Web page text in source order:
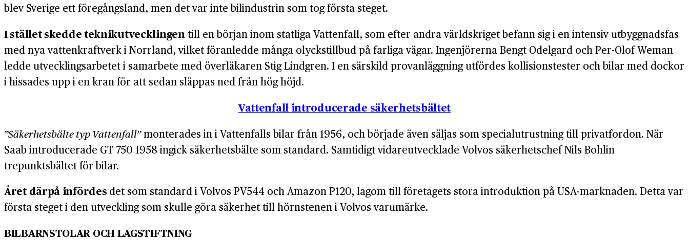
blev Sverige ett föregångsland, men det var inte bilindustrin som tog första steget.
I stället skedde teknikutvecklingentill en början inom statliga Vattenfall, som efter andra världskriget befann sig i en intensiv utbyggnadsfas
med nya vattenkraftverk i Norrland, vilket föranledde många olyckstillbud på farliga vägar. Ingenjörerna Bengt Odelgard och Per-Olof Weman
ledde utvecklingsarbetet i samarbete med överläkaren Stig Lindgren. I en särskild provanläggning utfördes kollisionstester och bilar med dockor
i hissades upp i en kran för att sedan släppas ned från hög höjd.
Vattenfall introducerade säkerhetsbältet
”Säkerhetsbälte typ Vattenfall”monterades in i Vattenfalls bilar från 1956, och började även säljas som specialutrustning till privatfordon. När
Saab introducerade GT 750 1958 ingick säkerhetsbälte som standard. Samtidigt vidareutvecklade Volvos säkerhetschef Nils Bohlin
trepunktsbältet för bilar.
Året därpå infördes det som standard i Volvos PV544 och Amazon P120, lagom till företagets stora introduktion på USA-marknaden. Detta var
första steget i den utveckling som skulle göra säkerhet till hörnstenen i Volvos varumärke.
BILBARNSTOLAR OCH LAGSTIFTNING